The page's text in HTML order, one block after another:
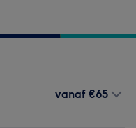
vanaf €65